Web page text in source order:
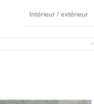
Intérieur / extérieur